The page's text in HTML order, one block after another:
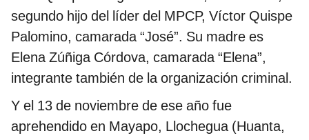
segundo hijo del líder del MPCP, Víctor Quispe
Palomino, camarada “José”. Su madre es
Elena Zúñiga Córdova, camarada “Elena”,
integrante también de la organización criminal.
Y el 13 de noviembre de ese año fue
aprehendido en Mayapo, Llochegua (Huanta,